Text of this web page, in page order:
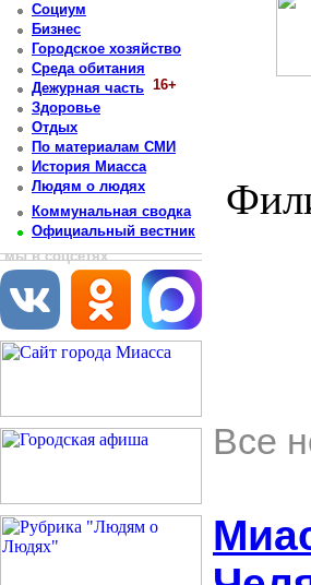
Социум
Бизнес
Городское хозяйство
Среда обитания
Дежурная часть 16+
Здоровье
Отдых
По материалам СМИ
История Миасса
Людям о людях
Коммунальная сводка
Официальный вестник
мы в соцсетях
Все